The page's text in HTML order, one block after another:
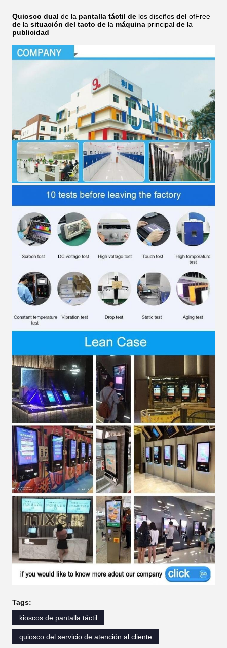
Quiosco dual de la pantalla táctil de los diseños del ofFree
de la situación del tacto de la máquina principal de la
publicidad
Tags:
kioscos de pantalla táctil
quiosco del servicio de atención al cliente